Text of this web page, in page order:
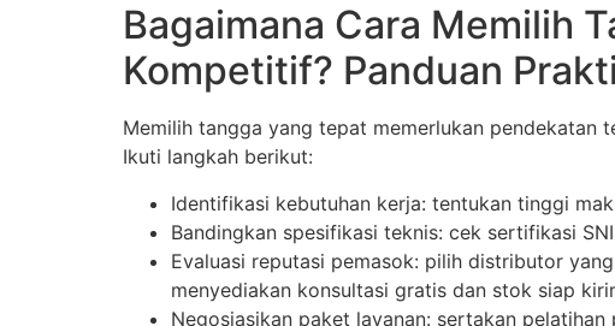
Bagaimana Cara Memilih
Kompetitif? Panduan
Memilih tangga yang tepat memerlukan pendekatan
Ikuti langkah berikut:
Identifikasi kebutuhan kerja: tentukan tinggi
Bandingkan spesifikasi teknis: cek sertifikasi
Evaluasi reputasi pemasok: pilih distributor
menyediakan konsultasi gratis dan stok siap
Negosiasikan paket layanan: sertakan